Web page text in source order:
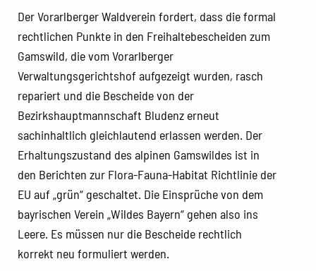
Der Vorarlberger Waldverein fordert, dass die formal
rechtlichen Punkte in den Freihaltebescheiden zum
Gamswild, die vom Vorarlberger
Verwaltungsgerichtshof aufgezeigt wurden, rasch
repariert und die Bescheide von der
Bezirkshauptmannschaft Bludenz erneut
sachinhaltlich gleichlautend erlassen werden. Der
Erhaltungszustand des alpinen Gamswildes ist in
den Berichten zur Flora-Fauna-Habitat Richtlinie der
EU auf „grün“ geschaltet. Die Einsprüche von dem
bayrischen Verein „Wildes Bayern“ gehen also ins
Leere. Es müssen nur die Bescheide rechtlich
korrekt neu formuliert werden.